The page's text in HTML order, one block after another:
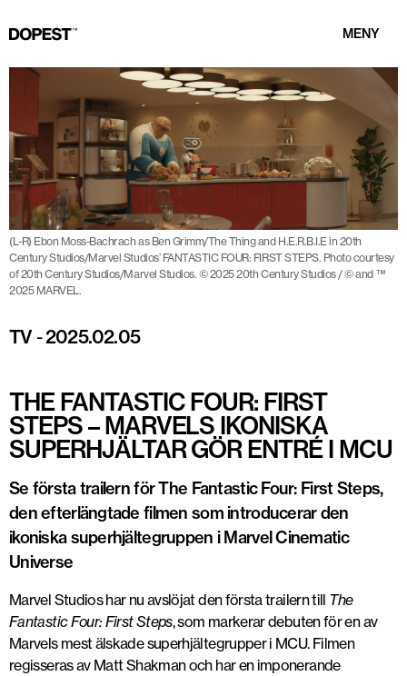
MENY
(L-R) Ebon Moss-Bachrach as Ben Grimm/The Thing and H.E.R.B.I.E in 20th
Century Studios/Marvel Studios’ FANTASTIC FOUR: FIRST STEPS. Photo courtesy
of 20th Century Studios/Marvel Studios. © 2025 20th Century Studios / © and ™
2025 MARVEL.
TV-2025.02.05
THE FANTASTIC FOUR: FIRST
STEPS – MARVELS IKONISKA
SUPERHJÄLTAR GÖR ENTRÉ I MCU
Se första trailern för The Fantastic Four: First Steps,
den efterlängtade filmen som introducerar den
ikoniska superhjältegruppen i Marvel Cinematic
Universe
Marvel Studios har nu avslöjat den första trailern till The
Fantastic Four: First Steps, som markerar debuten för en av
Marvels mest älskade superhjältegrupper i MCU. Filmen
regisseras av Matt Shakman och har en imponerande